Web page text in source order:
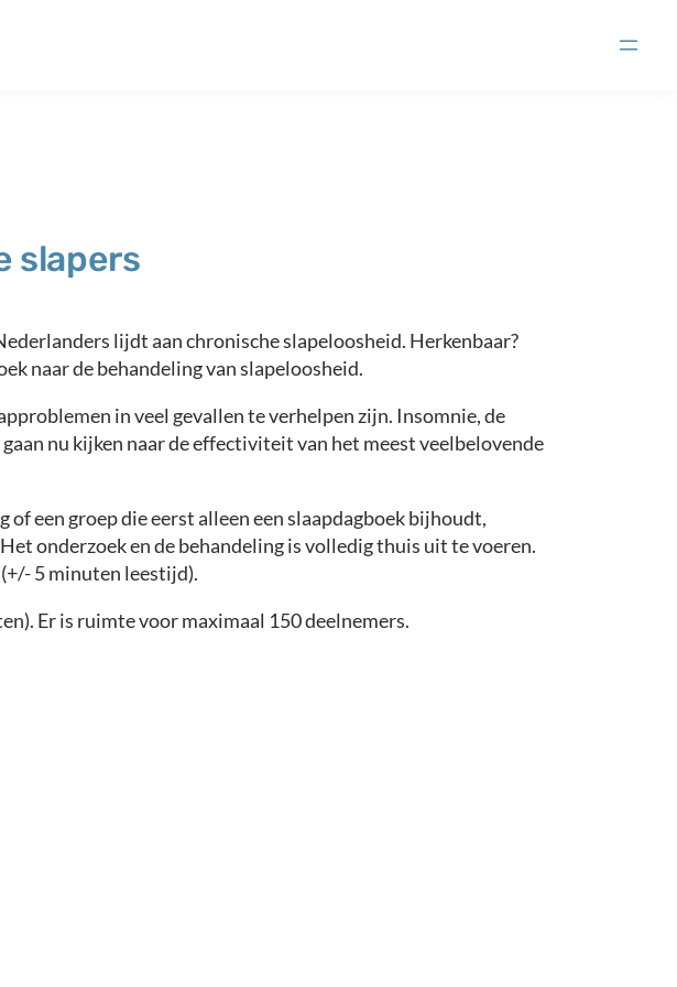
slapers
lijdt aan chronische slapeloosheid. Herkenbaar?
naar de behandeling van slapeloosheid.
in veel gevallen te verhelpen zijn. Insomnie, de
nu kijken naar de effectiviteit van het meest veelbelovende
een groep die eerst alleen een slaapdagboek bijhoudt,
onderzoek en de behandeling is volledig thuis uit te voeren.
5 minuten leestijd).
Er is ruimte voor maximaal 150 deelnemers.